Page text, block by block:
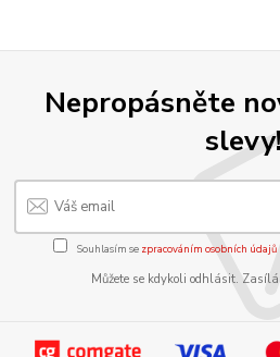
Nepropásněte
slevy!
Souhlasím se zpracováním osobních údajů
Můžete se kdykoli odhlásit.